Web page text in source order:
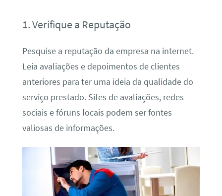
1. Verifique a Reputação
Pesquise a reputação da empresa na internet.
Leia avaliações e depoimentos de clientes
anteriores para ter uma ideia da qualidade do
serviço prestado. Sites de avaliações, redes
sociais e fóruns locais podem ser fontes
valiosas de informações.